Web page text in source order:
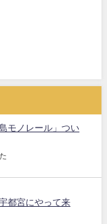
モノレール」つい
都宮にやって来